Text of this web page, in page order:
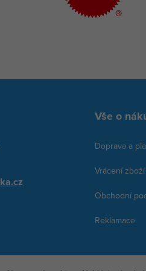
Vše o
Doprava a
Vrácení zboží
Obchodní
Reklamace